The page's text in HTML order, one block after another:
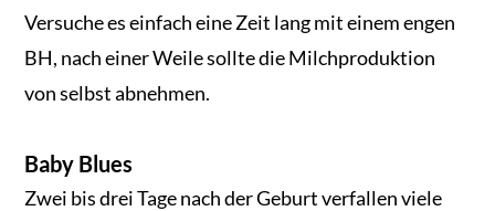
Versuche es einfach eine Zeit lang mit einem engen
BH, nach einer Weile sollte die Milchproduktion
von selbst abnehmen.
Baby Blues
Zwei bis drei Tage nach der Geburt verfallen viele